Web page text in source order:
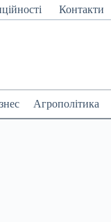
Контакти
Агрополітика